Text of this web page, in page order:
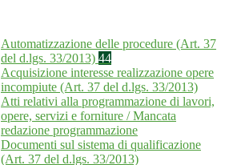
Automatizzazione delle procedure (Art. 37
del d.lgs. 33/2013) 44
Acquisizione interesse realizzazione opere
incompiute (Art. 37 del d.lgs. 33/2013)
Atti relativi alla programmazione di lavori,
opere, servizi e forniture / Mancata
redazione programmazione
Documenti sul sistema di qualificazione
(Art. 37 del d.lgs. 33/2013)